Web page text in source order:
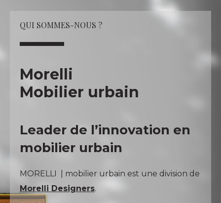
QUI SOMMES-NOUS ?
Morelli
Mobilier urbain
Leader de l’innovation en
mobilier urbain
MORELLI | mobilier urbain est une division de
Morelli Designers.